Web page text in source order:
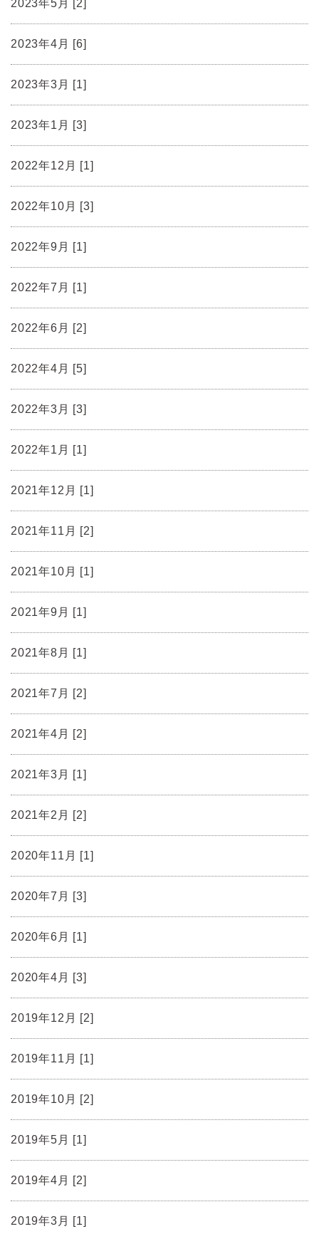
2023年5月 [2]
2023年4月 [6]
2023年3月 [1]
2023年1月 [3]
2022年12月 [1]
2022年10月 [3]
2022年9月 [1]
2022年7月 [1]
2022年6月 [2]
2022年4月 [5]
2022年3月 [3]
2022年1月 [1]
2021年12月 [1]
2021年11月 [2]
2021年10月 [1]
2021年9月 [1]
2021年8月 [1]
2021年7月 [2]
2021年4月 [2]
2021年3月 [1]
2021年2月 [2]
2020年11月 [1]
2020年7月 [3]
2020年6月 [1]
2020年4月 [3]
2019年12月 [2]
2019年11月 [1]
2019年10月 [2]
2019年5月 [1]
2019年4月 [2]
2019年3月 [1]